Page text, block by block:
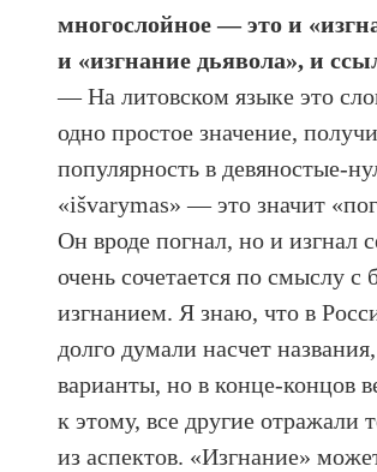
многослойное — это и
и «изгнание дьявола», и
— На литовском языке это
одно простое значение,
популярность в девяностые-
«išvarymas» — это значит
Он вроде погнал, но и изгнал
очень сочетается по смыслу с
изгнанием. Я знаю, что в
долго думали насчет
варианты, но в конце-концов
к этому, все другие отражали
из аспектов. «Изгнание»